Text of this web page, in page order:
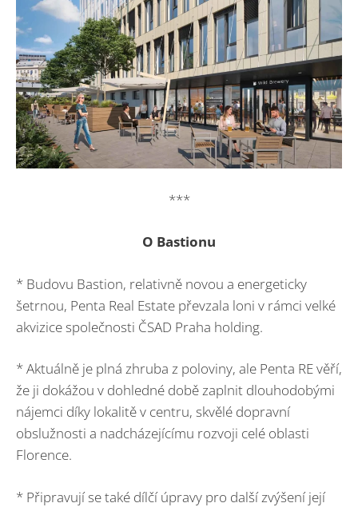
***
O Bastionu
* Budovu Bastion, relativně novou a energeticky
šetrnou, Penta Real Estate převzala loni v rámci velké
akvizice společnosti ČSAD Praha holding.
* Aktuálně je plná zhruba z poloviny, ale Penta RE věří,
že ji dokážou v dohledné době zaplnit dlouhodobými
nájemci díky lokalitě v centru, skvělé dopravní
obslužnosti a nadcházejícímu rozvoji celé oblasti
Florence.
* Připravují se také dílčí úpravy pro další zvýšení její